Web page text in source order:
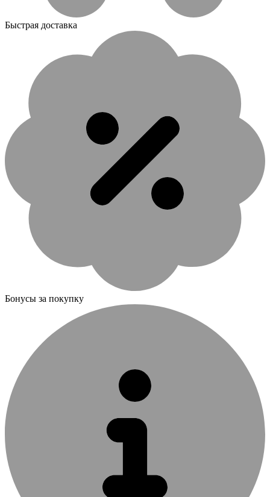
Быстрая доставка
Бонусы за покупку